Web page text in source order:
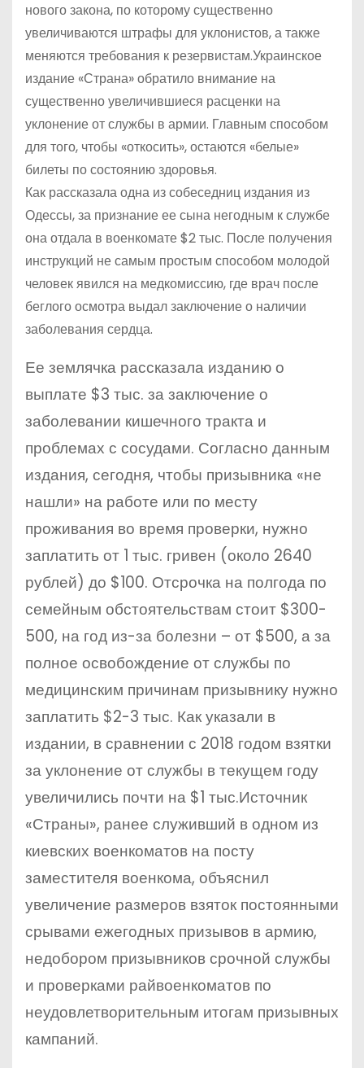
нового закона, по которому существенно
увеличиваются штрафы для уклонистов, а также
меняются требования к резервистам.Украинское
издание «Страна» обратило внимание на
существенно увеличившиеся расценки на
уклонение от службы в армии. Главным способом
для того, чтобы «откосить», остаются «белые»
билеты по состоянию здоровья.
Как рассказала одна из собеседниц издания из
Одессы, за признание ее сына негодным к службе
она отдала в военкомате $2 тыс. После получения
инструкций не самым простым способом молодой
человек явился на медкомиссию, где врач после
беглого осмотра выдал заключение о наличии
заболевания сердца.
Ее землячка рассказала изданию о
выплате $3 тыс. за заключение о
заболевании кишечного тракта и
проблемах с сосудами. Согласно данным
издания, сегодня, чтобы призывника «не
нашли» на работе или по месту
проживания во время проверки, нужно
заплатить от 1 тыс. гривен (около 2640
рублей) до $100. Отсрочка на полгода по
семейным обстоятельствам стоит $300-
500, на год из-за болезни – от $500, а за
полное освобождение от службы по
медицинским причинам призывнику нужно
заплатить $2-3 тыс. Как указали в
издании, в сравнении с 2018 годом взятки
за уклонение от службы в текущем году
увеличились почти на $1 тыс.Источник
«Страны», ранее служивший в одном из
киевских военкоматов на посту
заместителя военкома, объяснил
увеличение размеров взяток постоянными
срывами ежегодных призывов в армию,
недобором призывников срочной службы
и проверками райвоенкоматов по
неудовлетворительным итогам призывных
кампаний.